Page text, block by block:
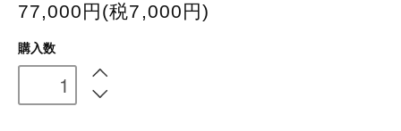
77,000円(税7,000円)
購入数